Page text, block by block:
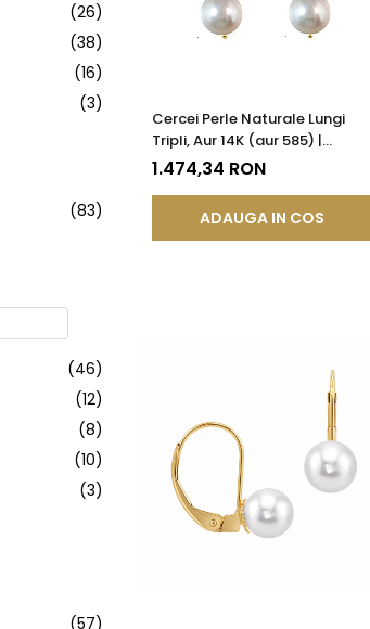
(26)
(38)
(16)
(3)
(83)
(46)
(12)
(8)
(10)
(3)
(57)
Cercei Perle Naturale Lungi
Tripli, Aur 14K (aur 585) |
KASKADDA®
1.474,34 RON
ADAUGA IN COS